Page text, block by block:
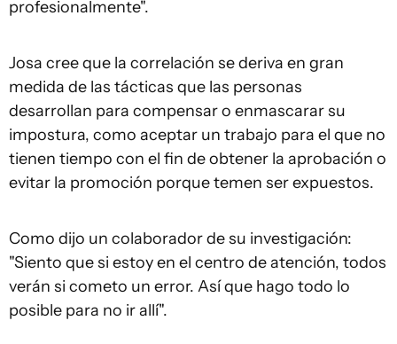
profesionalmente".
Josa cree que la correlación se deriva en gran
medida de las tácticas que las personas
desarrollan para compensar o enmascarar su
impostura, como aceptar un trabajo para el que no
tienen tiempo con el fin de obtener la aprobación o
evitar la promoción porque temen ser expuestos.
Como dijo un colaborador de su investigación:
"Siento que si estoy en el centro de atención, todos
verán si cometo un error. Así que hago todo lo
posible para no ir allí".